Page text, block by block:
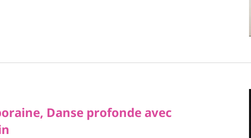
Danse profonde avec